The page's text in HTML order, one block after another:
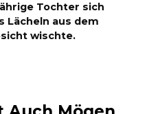
Tochter sich
Lächeln aus dem
wischte.